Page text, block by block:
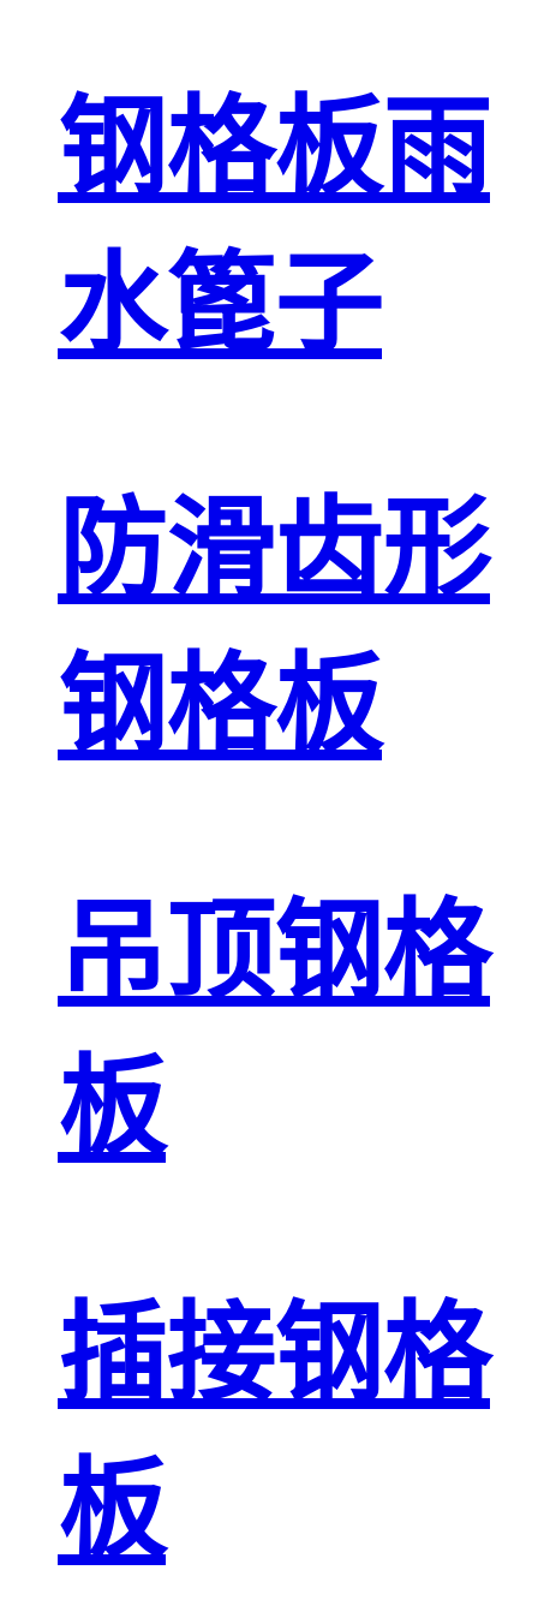
钢格板雨
水篦子
防滑齿形
钢格板
吊顶钢格
板
插接钢格
板